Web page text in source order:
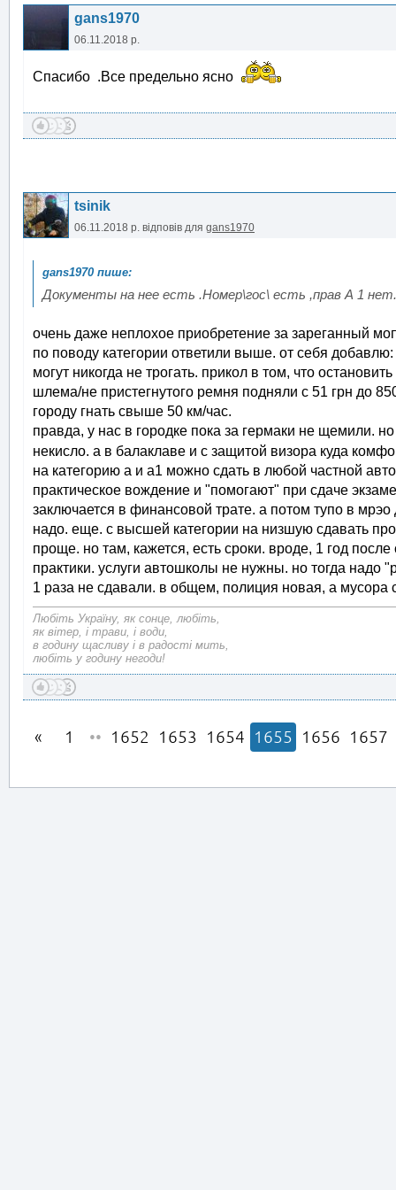
gans1970
06.11.2018 р.
Спасибо .Все предельно ясно
tsinik
06.11.2018 р. відповів для gans1970
Документы на нее есть .Номер\гос\ есть ,прав А 1
очень даже неплохое приобретение за зареганный
по поводу категории ответили выше. от себя
могут никогда не трогать. прикол в том, что
шлема/не пристегнутого ремня подняли с 51 грн до
городу гнать свыше 50 км/час.
правда, у нас в городке пока за гермаки не щемили.
некисло. а в балаклаве и с защитой визора куда
на категорию а и а1 можно сдать в любой частной
практическое вождение и "помогают" при сдаче
заключается в финансовой трате. а потом тупо в
надо. еще. с высшей категории на низшую сдавать
проще. но там, кажется, есть сроки. вроде, 1 год
практики. услуги автошколы не нужны. но тогда
1 раза не сдавали. в общем, полиция новая, а мусора
Любіть Україну, як сонце, любіть,
як вітер, і трави, і води,
в годину щасливу і в радості мить,
любіть у годину негоди!
1 •• 1652 1653 1654 1655 1656 1657